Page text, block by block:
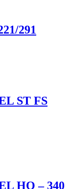
291
ST FS
HQ – 340